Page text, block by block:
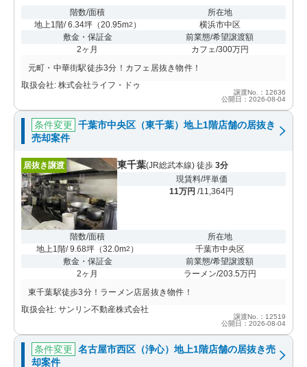
階数/面積
地上1階/ 6.34坪（20.95m2 ）
所在地
横浜市中区
敷金・保証金
2ヶ月
前業態/希望譲渡額
カフェ/300万円
元町・中華街駅徒歩3分！カフェ居抜き物件！
取扱会社: 株式会社ライフ・ドゥ
譲渡No.：12636
公開日：2026-08-04
条件変更 千葉市中央区（東千葉）地上1階店舗の居抜き
売却案件
居抜き譲渡 東千葉(JR総武本線) 徒歩 3分
現賃料/坪単価
11万円 /11,364円
階数/面積
地上1階/ 9.68坪 （32.0m2 ）
所在地
千葉市中央区
敷金・保証金
2ヶ月
前業態/希望譲渡額
ラーメン/203.5万円
東千葉駅徒歩3分！ラーメン店居抜き物件！
取扱会社: サンリン不動産株式会社
譲渡No.：12519
公開日：2026-08-04
条件変更 名古屋市西区（浄心）地上1階店舗の居抜き売
却案件